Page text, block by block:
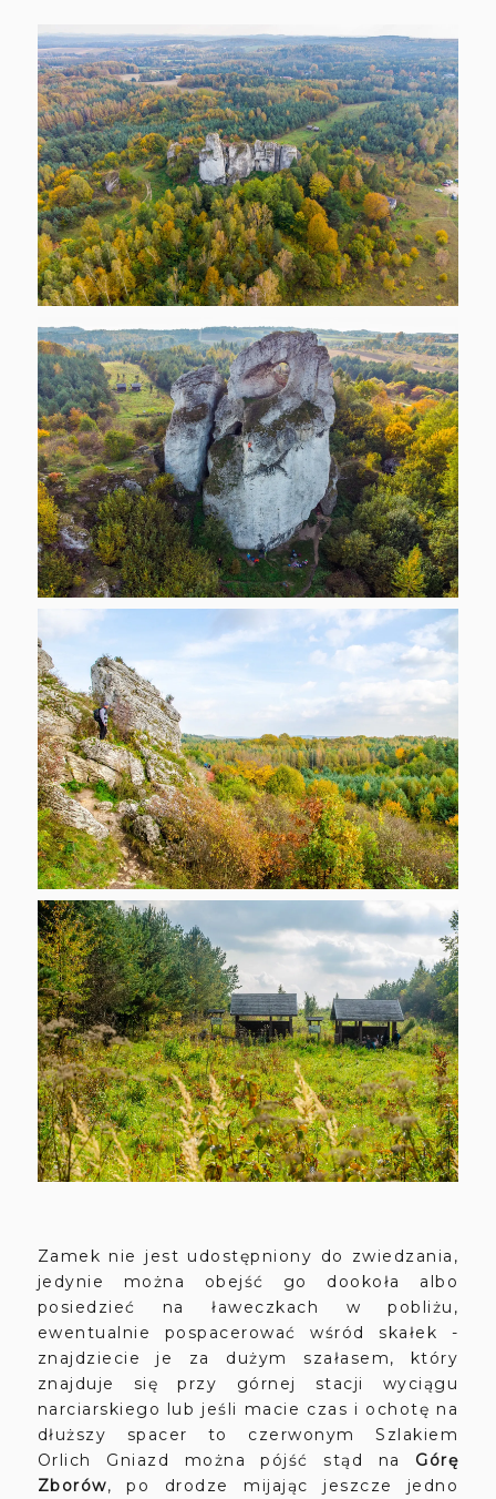
Zamek nie jest udostępniony do zwiedzania,
jedynie można obejść go dookoła albo
posiedzieć na ławeczkach w pobliżu,
ewentualnie pospacerować wśród skałek -
znajdziecie je za dużym szałasem, który
znajduje się przy górnej stacji wyciągu
narciarskiego lub jeśli macie czas i ochotę na
dłuższy spacer to czerwonym Szlakiem
Orlich Gniazd można pójść stąd na Górę
Zborów, po drodze mijając jeszcze jedno